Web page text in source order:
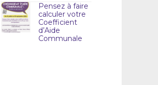
Pensez à faire
calculer votre
Coefficient
d’Aide
Communale